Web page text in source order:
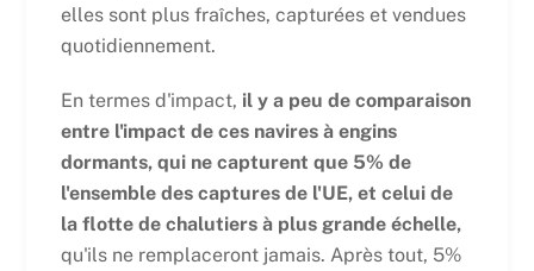
elles sont plus fraîches, capturées et vendues
quotidiennement.
En termes d'impact, il y a peu de comparaison
entre l'impact de ces navires à engins
dormants, qui ne capturent que 5% de
l'ensemble des captures de l'UE, et celui de
la flotte de chalutiers à plus grande échelle,
qu'ils ne remplaceront jamais. Après tout, 5%